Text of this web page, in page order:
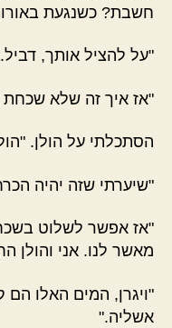
חשבת? כשנגעת
"על להציל אותך,
"אז איך זה שלא
הסתכלתי על הולן.
"שיערתי שזה יהיה
"אז אפשר לשלוט
מאשר לנו. אני והולן
"ויגרן, המים האלו
אשליה."